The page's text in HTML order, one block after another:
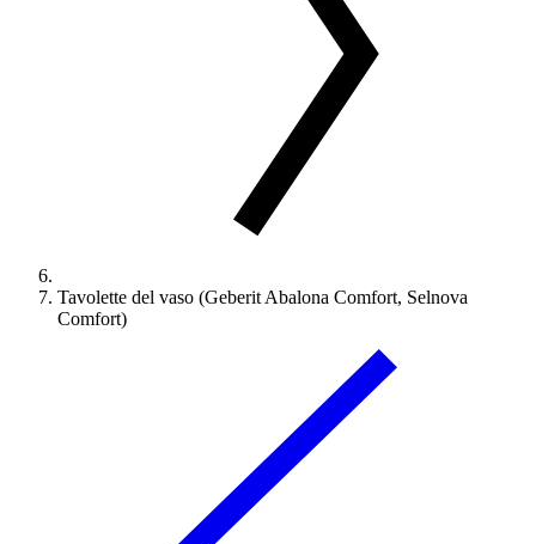
Tavolette del vaso (Geberit Abalona Comfort, Selnova
Comfort)